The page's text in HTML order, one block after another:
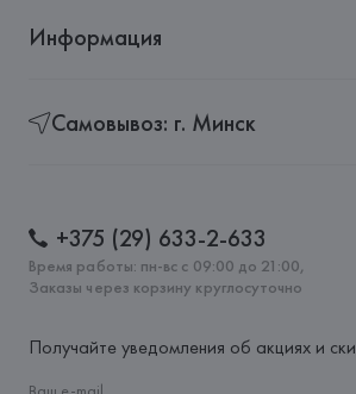
Информация
Самовывоз: г. Минск
+375 (29) 633-2-633
Время работы: пн-вс с 09:00 до 21:00,
Заказы через корзину круглосуточно
Получайте уведомления об акциях и